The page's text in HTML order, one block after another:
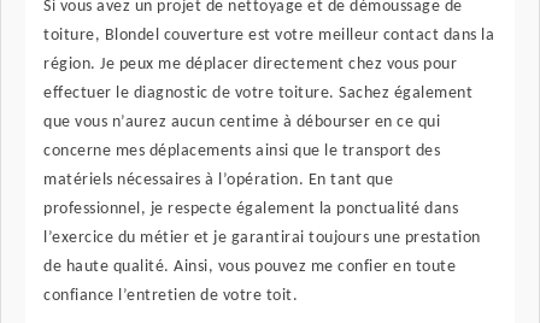
Si vous avez un projet de nettoyage et de démoussage de
toiture, Blondel couverture est votre meilleur contact dans la
région. Je peux me déplacer directement chez vous pour
effectuer le diagnostic de votre toiture. Sachez également
que vous n’aurez aucun centime à débourser en ce qui
concerne mes déplacements ainsi que le transport des
matériels nécessaires à l’opération. En tant que
professionnel, je respecte également la ponctualité dans
l’exercice du métier et je garantirai toujours une prestation
de haute qualité. Ainsi, vous pouvez me confier en toute
confiance l’entretien de votre toit.